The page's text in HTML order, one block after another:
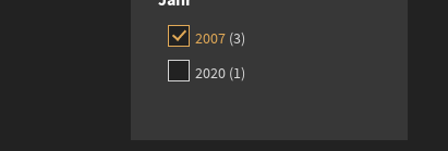
2007 3items
2020 1item